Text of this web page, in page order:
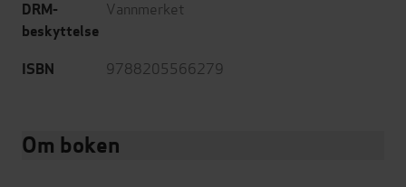
DRM-
beskyttelse
Vannmerket
ISBN 9788205566279
Om boken